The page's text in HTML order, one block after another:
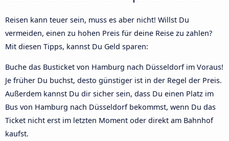
Reisen kann teuer sein, muss es aber nicht! Willst Du
vermeiden, einen zu hohen Preis für deine Reise zu zahlen?
Mit diesen Tipps, kannst Du Geld sparen:
Buche das Busticket von Hamburg nach Düsseldorf im Voraus!
Je früher Du buchst, desto günstiger ist in der Regel der Preis.
Außerdem kannst Du dir sicher sein, dass Du einen Platz im
Bus von Hamburg nach Düsseldorf bekommst, wenn Du das
Ticket nicht erst im letzten Moment oder direkt am Bahnhof
kaufst.